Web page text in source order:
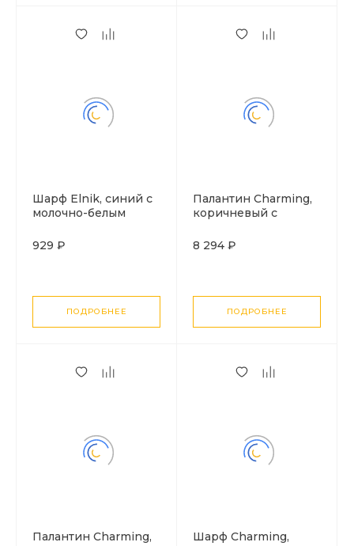
Шарф Elnik, синий с
молочно-белым
929 ₽
ПОДРОБНЕЕ
Палантин Charming,
коричневый с
8 294 ₽
ПОДРОБНЕЕ
Палантин Charming,
Шарф Charming,